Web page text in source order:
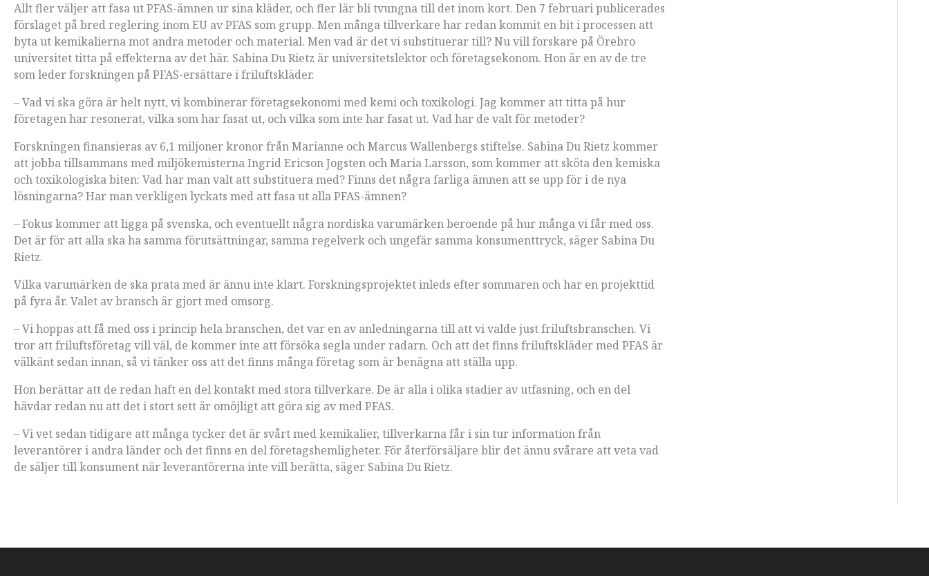
Allt fler väljer att fasa ut PFAS-ämnen ur sina kläder, och fler lär bli tvungna till det inom kort. Den 7 februari publicerades
förslaget på bred reglering inom EU av PFAS som grupp. Men många tillverkare har redan kommit en bit i processen att
byta ut kemikalierna mot andra metoder och material. Men vad är det vi substituerar till? Nu vill forskare på Örebro
universitet titta på effekterna av det här. Sabina Du Rietz är universitetslektor och företagsekonom. Hon är en av de tre
som leder forskningen på PFAS-ersättare i friluftskläder.
– Vad vi ska göra är helt nytt, vi kombinerar företagsekonomi med kemi och toxikologi. Jag kommer att titta på hur
företagen har resonerat, vilka som har fasat ut, och vilka som inte har fasat ut. Vad har de valt för metoder?
Forskningen finansieras av 6,1 miljoner kronor från Marianne och Marcus Wallenbergs stiftelse. Sabina Du Rietz kommer
att jobba tillsammans med miljökemisterna Ingrid Ericson Jogsten och Maria Larsson, som kommer att sköta den kemiska
och toxikologiska biten: Vad har man valt att substituera med? Finns det några farliga ämnen att se upp för i de nya
lösningarna? Har man verkligen lyckats med att fasa ut alla PFAS-ämnen?
– Fokus kommer att ligga på svenska, och eventuellt några nordiska varumärken beroende på hur många vi får med oss.
Det är för att alla ska ha samma förutsättningar, samma regelverk och ungefär samma konsumenttryck, säger Sabina Du
Rietz.
Vilka varumärken de ska prata med är ännu inte klart. Forskningsprojektet inleds efter sommaren och har en projekttid
på fyra år. Valet av bransch är gjort med omsorg.
– Vi hoppas att få med oss i princip hela branschen, det var en av anledningarna till att vi valde just friluftsbranschen. Vi
tror att friluftsföretag vill väl, de kommer inte att försöka segla under radarn. Och att det finns friluftskläder med PFAS är
välkänt sedan innan, så vi tänker oss att det finns många företag som är benägna att ställa upp.
Hon berättar att de redan haft en del kontakt med stora tillverkare. De är alla i olika stadier av utfasning, och en del
hävdar redan nu att det i stort sett är omöjligt att göra sig av med PFAS.
– Vi vet sedan tidigare att många tycker det är svårt med kemikalier, tillverkarna får i sin tur information från
leverantörer i andra länder och det finns en del företagshemligheter. För återförsäljare blir det ännu svårare att veta vad
de säljer till konsument när leverantörerna inte vill berätta, säger Sabina Du Rietz.